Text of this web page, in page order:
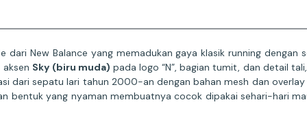
dari New Balance yang memadukan gaya klasik running
Sky (biru muda) pada logo “N”, bagian tumit, dan detail
dari sepatu lari tahun 2000-an dengan bahan mesh dan
bentuk yang nyaman membuatnya cocok dipakai sehari-hari